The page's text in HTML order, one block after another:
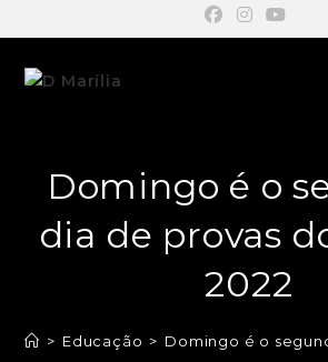
Domingo é o
dia de provas
2022
> Educação > Domingo é o